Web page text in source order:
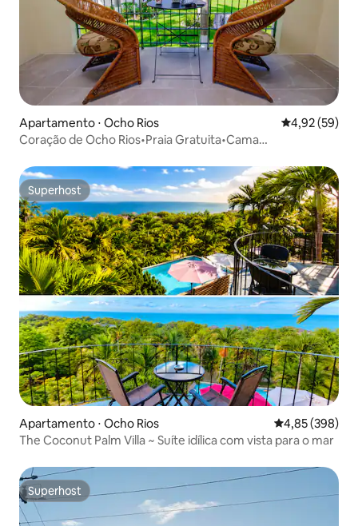
Apartamento ⋅ Ocho Rios 4,92 de uma
4,92 (59)
Coração de Ocho Rios•Praia Gratuita•Cama
Superhost
Superhost
Apartamento ⋅ Ocho Rios 4,85 de uma
4,85 (398)
The Coconut Palm Villa ~ Suíte idílica com vista para o mar
Superhost
Superhost